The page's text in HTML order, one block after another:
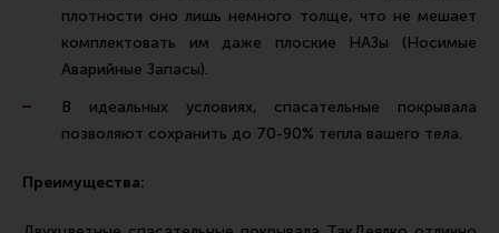
плотности оно лишь немного толще, что не мешает
комплектовать им даже плоские НАЗы (Носимые
Аварийные Запасы).
В идеальных условиях, спасательные покрывала
позволяют сохранить до 70-90% тепла вашего тела.
Преимущества: